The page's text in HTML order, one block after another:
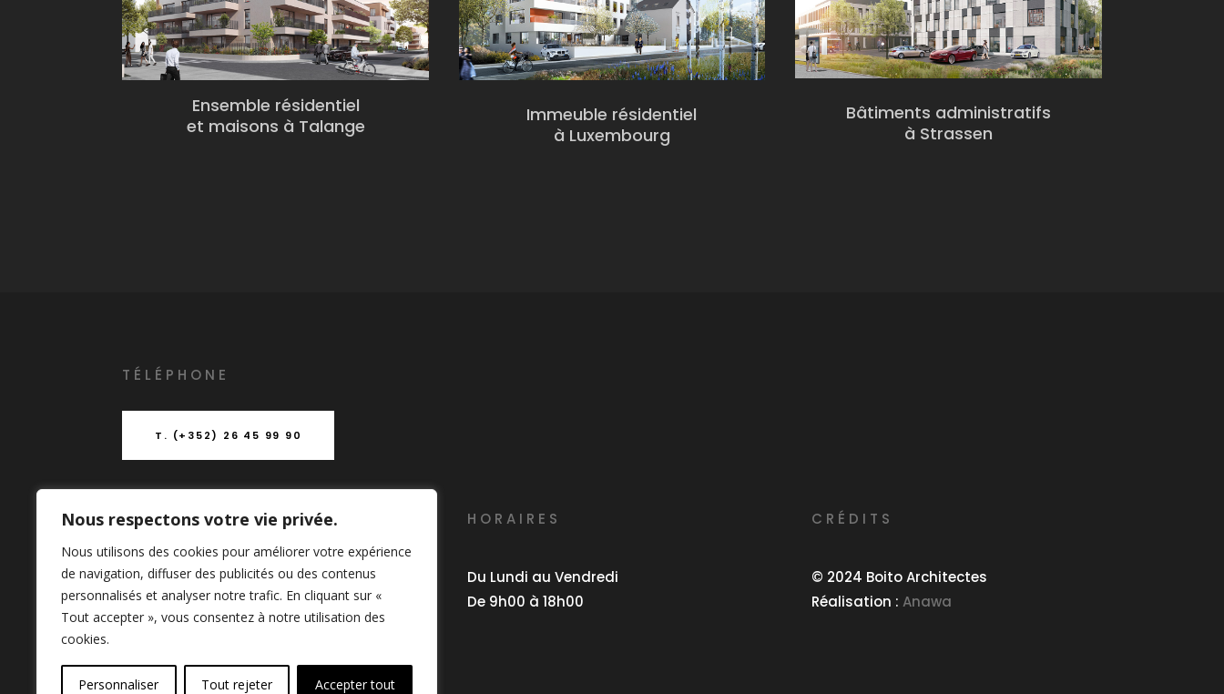
Nous respectons votre vie privée.
Nous utilisons des cookies pour améliorer votre expérience
de navigation, diffuser des publicités ou des contenus
personnalisés et analyser notre trafic. En cliquant sur «
Tout accepter », vous consentez à notre utilisation des
cookies.
Personnaliser Tout rejeter Accepter tout
Ensemble résidentiel
et maisons à Talange
Immeuble résidentiel
à Luxembourg
Bâtiments administratifs
à Strassen
T É L É PHONE
T. (+352) 26 45 99 90
ADRESSE
153-155 Rue du Kiem (Entrée B)
L-8030 Strassen LUXEMBOURG
boito@archi.lu
HORAIRES
Du Lundi au Vendredi
De 9h00 à 18h00
CRÉDITS
© 2024 Boito Architectes
Réalisation : Anawa